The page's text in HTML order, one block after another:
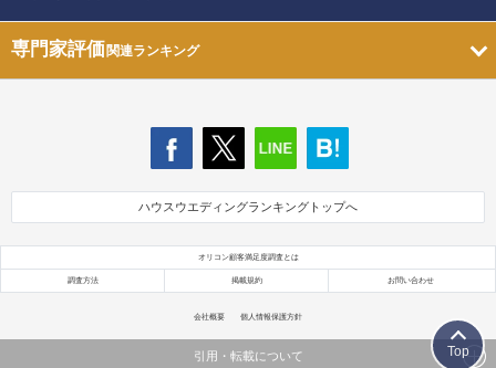
専門家評価関連ランキング
ハウスウエディングランキングトップへ
オリコン顧客満足度調査とは
調査方法 掲載規約 お問い合わせ
会社概要 個人情報保護方針
引用・転載について Top